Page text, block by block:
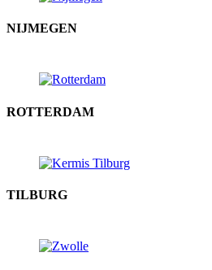
NIJMEGEN
ROTTERDAM
TILBURG